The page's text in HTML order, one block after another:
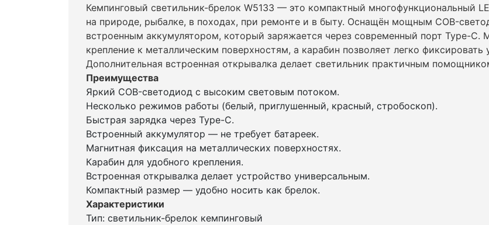
Кемпинговый светильник-брелок W5133 — это компактный многофункциональный
на природе, рыбалке, в походах, при ремонте и в быту. Оснащён мощным COB-
встроенным аккумулятором, который заряжается через современный порт Type-C.
крепление к металлическим поверхностям, а карабин позволяет легко
Дополнительная встроенная открывалка делает светильник практичным
Преимущества
Яркий COB-светодиод с высоким световым потоком.
Несколько режимов работы (белый, приглушенный, красный, стробоскоп).
Быстрая зарядка через Type-C.
Встроенный аккумулятор — не требует батареек.
Магнитная фиксация на металлических поверхностях.
Карабин для удобного крепления.
Встроенная открывалка делает устройство универсальным.
Компактный размер — удобно носить как брелок.
Характеристики
Тип: светильник-брелок кемпинговый